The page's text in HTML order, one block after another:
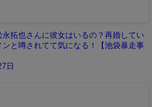
永拓也さんに彼女はいるの？再婚してい
ンと噂されてて気になる！【池袋暴走事
日